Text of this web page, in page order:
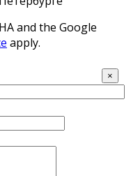
and the Google
apply.
×